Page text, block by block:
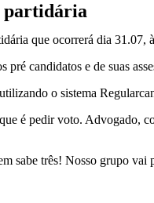
partidária
que ocorrerá dia
candidatos e de suas
o sistema
é pedir voto. Advogado,
sabe três! Nosso grupo